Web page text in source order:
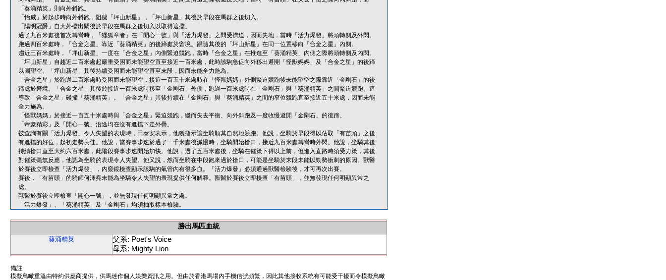
「葵涌精英」則向外斜跑。
「怡威」於起步時向外斜跑，阻礙「坪山新星」，「坪山新星」其後於早段在馬群之後切入。
「陽明冠爵」自大外檔出閘後於早段在馬群之後切入以取得遮擋。
過了九百米處後首次轉彎時，「獵狐章者」在「開心一號」與「活力爆發」之間受擠迫，因而失地，當時「活力爆發」將頭轉側及外閃。
跑過四百米處時，「合金之星」靠近「葵涌精英」的後蹄處於窘境。跟隨其後的「坪山新星」在同一位置移向「合金之星」內側。
趨近三百米處時，「坪山新星」一度在「合金之星」內側緊迫競跑，當時「合金之星」在推進至「葵涌精英」內側之際將頭轉側及內閃。
「坪山新星」自趨近二百米處起嚴重受困而未能望空直至接近一百米處，此時該駒急促向外移出避開「怪獸媽媽」及「合金之星」的後蹄
以圖望空。「坪山新星」其後持續受困而未能望空直至末段，因而未能全力施為。
「合金之星」於跑過二百米處時受困而未能望空，接近一百五十米處時在「怪獸媽媽」外側緊迫競跑後未能望空之際靠近「金剛石」的後
蹄處於窘境。「合金之星」其後於接近一百米處時移至「金剛石」外側，跑過一百米處時在「金剛石」與「葵涌精英」之間緊迫競跑。這
導致「合金之星」碰撞「葵涌精英」。「合金之星」其後持續在「金剛石」與「葵涌精英」之間的窄位競跑直至接近五十米處，因而未能
全力施為。
「怪獸媽媽」於接近一百五十米處時與「合金之星」緊迫競跑，繼而失去平衡、向外斜跑及一度收慢避開「金剛石」的後蹄。
「帝豪精彩」及「開心一號」沿途均在沒有遮擋下走外疊。
被查詢有關「活力爆發」令人失望的表現時，田泰安表示，他獲指示讓坐騎順其自然地競跑。他說，坐騎於早段得以佔取「有苗頭」之後
有遮擋的好位，起初走勢良佳。他說，當賽事步速於過了一千米處後減慢時，坐騎開始搶口，接近九百米處轉彎時外閃。他說，坐騎其後
持續搶口直至大約六百米處，此階段賽事步速開始加快。他說，過了五百米處後，坐騎在催策下得以上前，但進入直路時須受力策，其後
對催策毫無反應，他認為坐騎的表現令人失望。他又說，然而坐騎在中段跑來過於搶口，可能是坐騎於末段未能以勁勢衝刺的原因。獸醫
於賽後立即檢查「活力爆發」，內窺鏡檢查顯示該駒的氣管內有很多血。「活力爆發」必須通過獸醫檢驗後，才可再次出賽。
賽後，「有苗頭」的騎師何澤堯未能為坐騎令人失望的表現提供任何解釋。獸醫於賽後立即檢查「有苗頭」，並無發現任何明顯異常之
處。
獸醫於賽後立即檢查「開心一號」，並無發現任何明顯異常之處。
「活力爆發」、「葵涌精英」及「金剛石」均須抽取樣本檢驗。
勝出馬匹血統
葵涌精英
父系: Poet's Voice
母系: Mighty Lion
備註
模擬鳥瞰重溫由特約供應商提供，供馬迷作個人娛樂資訊之用。但由於香港馬場內手機信號頻繁，因此其他接收系統有可能受干擾而令模擬鳥瞰